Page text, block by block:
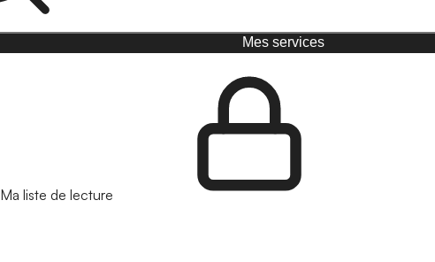
Mes services
Ma liste de lecture